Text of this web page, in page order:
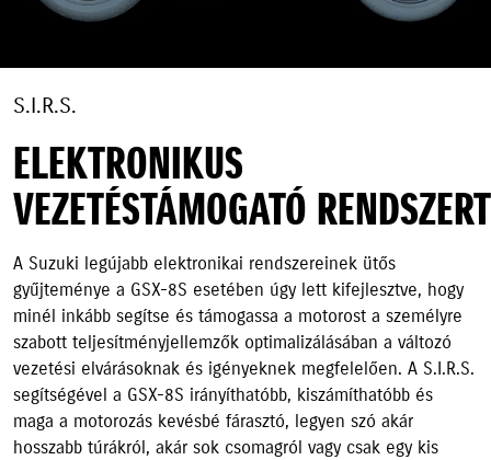
S.I.R.S.
ELEKTRONIKUS
VEZETÉSTÁMOGATÓ RENDSZERT
A Suzuki legújabb elektronikai rendszereinek ütős
gyűjteménye a GSX-8S esetében úgy lett kifejlesztve, hogy
minél inkább segítse és támogassa a motorost a személyre
szabott teljesítményjellemzők optimalizálásában a változó
vezetési elvárásoknak és igényeknek megfelelően. A S.I.R.S.
segítségével a GSX-8S irányíthatóbb, kiszámíthatóbb és
maga a motorozás kevésbé fárasztó, legyen szó akár
hosszabb túrákról, akár sok csomagról vagy csak egy kis